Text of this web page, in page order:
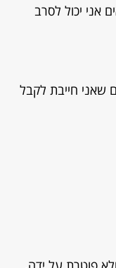
אני יכול לסרב
שאני חייבת לקבל